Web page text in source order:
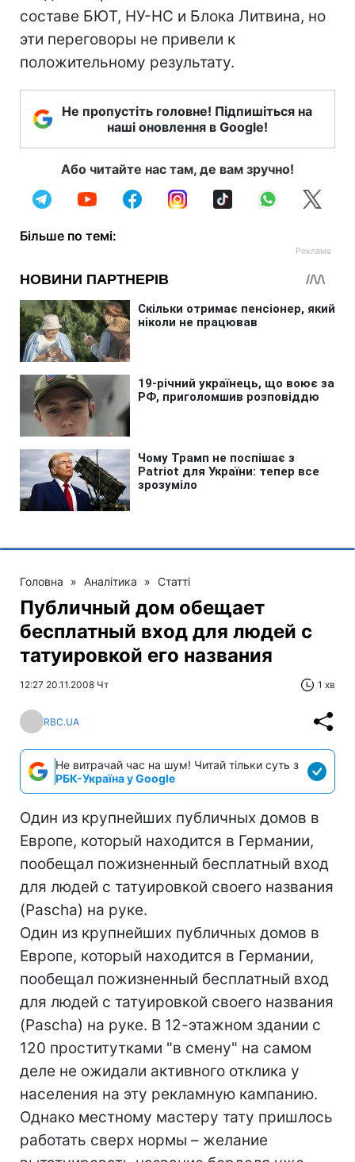
составе БЮТ, НУ-НС и Блока Литвина, но
эти переговоры не привели к
положительному результату.
Не пропустіть головне! Підпишіться на
наші оновлення в Google!
Або читайте нас там, де вам зручно!
Більше по темі:
Головна » Аналітика » Статті
Публичный дом обещает
бесплатный вход для людей с
татуировкой его названия
12:27 20.11.2008 Чт 1 хв
RBC.UA
Не витрачай час на шум! Читай тільки суть з
РБК-Україна у Google
Один из крупнейших публичных домов в
Европе, который находится в Германии,
пообещал пожизненный бесплатный вход
для людей с татуировкой своего названия
(Pascha) на руке.
Один из крупнейших публичных домов в
Европе, который находится в Германии,
пообещал пожизненный бесплатный вход
для людей с татуировкой своего названия
(Pascha) на руке. В 12-этажном здании с
120 проститутками "в смену" на самом
деле не ожидали активного отклика у
населения на эту рекламную кампанию.
Однако местному мастеру тату пришлось
работать сверх нормы – желание